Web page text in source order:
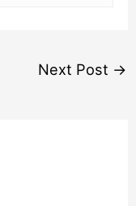
Next Post →